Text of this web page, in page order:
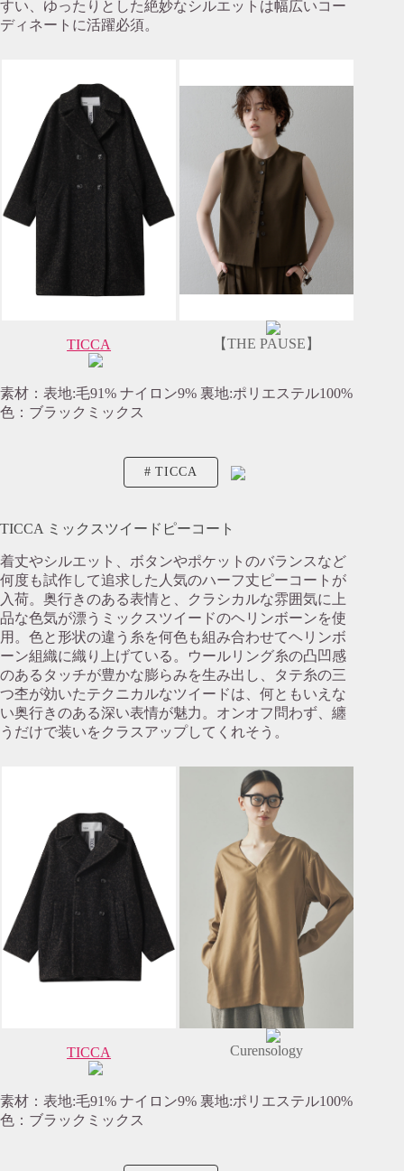
すい、ゆったりとした絶妙なシルエットは幅広いコー
ディネートに活躍必須。
TICCA 【THE PAUSE】
素材：表地:毛91% ナイロン9% 裏地:ポリエステル100%
色：ブラックミックス
TICCA
TICCA ミックスツイードピーコート
着丈やシルエット、ボタンやポケットのバランスなど
何度も試作して追求した人気のハーフ丈ピーコートが
入荷。奥行きのある表情と、クラシカルな雰囲気に上
品な色気が漂うミックスツイードのヘリンボーンを使
用。色と形状の違う糸を何色も組み合わせてヘリンボ
ーン組織に織り上げている。ウールリング糸の凸凹感
のあるタッチが豊かな膨らみを生み出し、タテ糸の三
つ杢が効いたテクニカルなツイードは、何ともいえな
い奥行きのある深い表情が魅力。オンオフ問わず、纏
うだけで装いをクラスアップしてくれそう。
TICCA Curensology
素材：表地:毛91% ナイロン9% 裏地:ポリエステル100%
色：ブラックミックス